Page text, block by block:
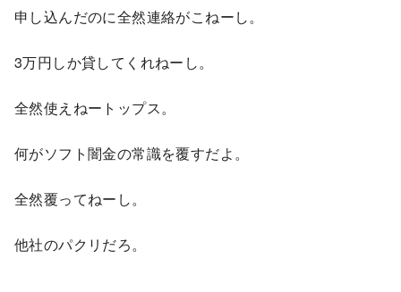
申し込んだのに全然連絡がこねーし。
3万円しか貸してくれねーし。
全然使えねートップス。
何がソフト闇金の常識を覆すだよ。
全然覆ってねーし。
他社のパクリだろ。